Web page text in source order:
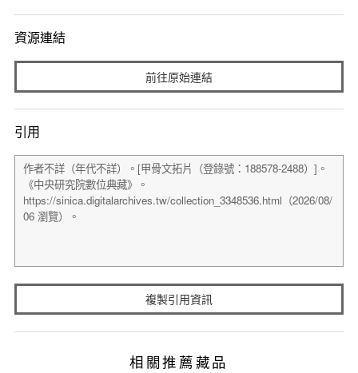
資源連結
前往原始連結
引用
複製引用資訊
相關推薦藏品